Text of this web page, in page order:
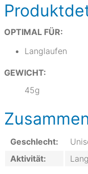
OPTIMAL FÜR:
Langlaufen
GEWICHT:
45g
Geschlecht:
Aktivität: